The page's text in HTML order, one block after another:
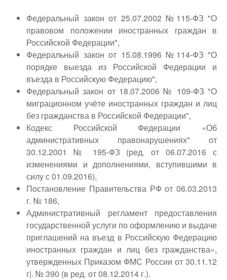
Федеральный закон от 25.07.2002 №115-ФЗ "О
правовом положении иностранных граждан в
Российской Федерации",
Федеральный закон от 15.08.1996 №114-ФЗ "О
порядке выезда из Российской Федерации и
въезда в Российскую Федерацию",
Федеральный закон от 18.07.2006 № 109-ФЗ "О
миграционном учёте иностранных граждан и лиц
без гражданства в Российской Федерации",
Кодекс Российской Федерации «Об
административных правонарушениях" от
30.12.2001 № 195-ФЗ (ред. от 06.07.2016 с
изменениями и дополнениями, вступившими в
силу с 01.09.2016),
Постановление Правительства РФ от 06.03.2013
г. № 186,
Административный регламент предоставления
государственной услуги по оформлению и выдаче
приглашений на въезд в Российскую Федерацию
иностранных граждан и лиц без гражданства»,
утвержденных Приказом ФМС России от 30.11.12
г|. № 390 (в ред. от 08.12.2014 г.).